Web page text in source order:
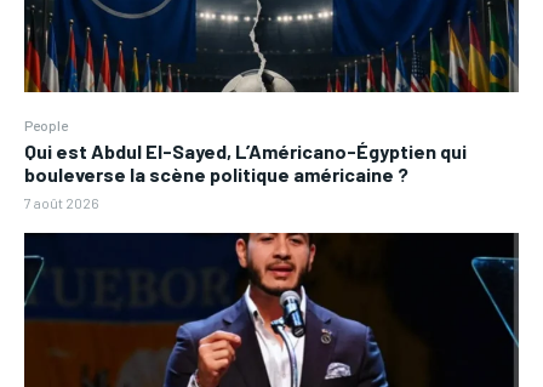
People
Qui est Abdul El-Sayed, L’Américano-Égyptien qui
bouleverse la scène politique américaine ?
7 août 2026